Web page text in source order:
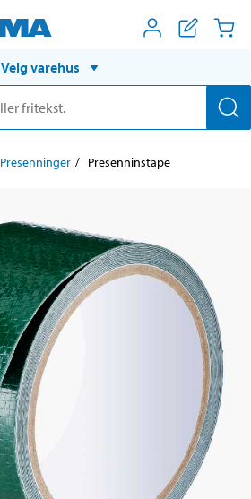
Velg varehus
Presenninger Presenninstape